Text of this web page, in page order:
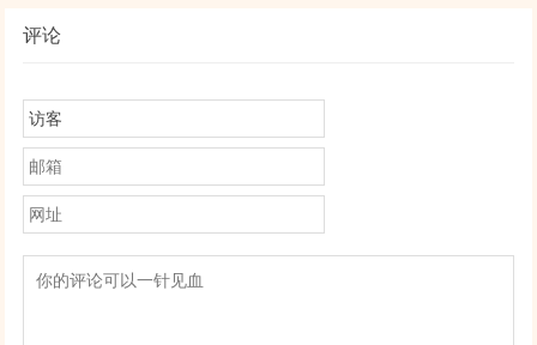
评论